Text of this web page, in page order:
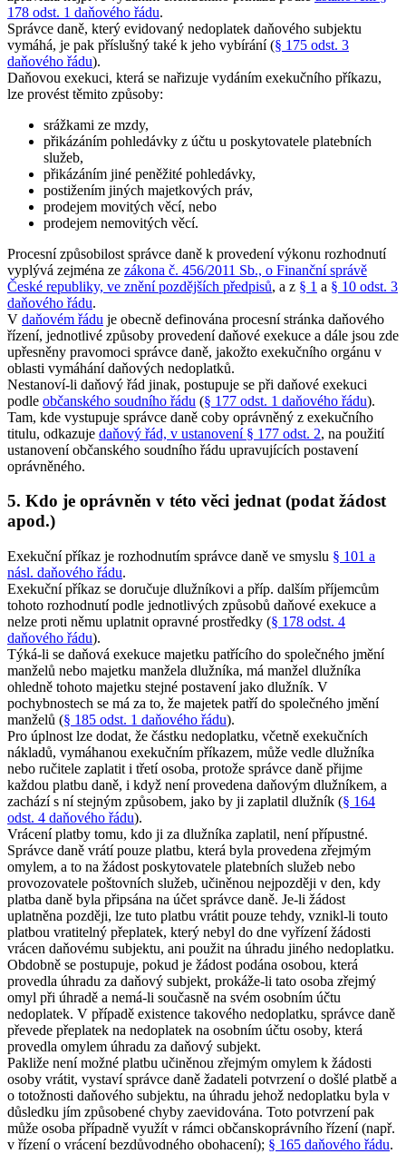
178 odst. 1 daňového řádu.
Správce daně, který evidovaný nedoplatek daňového subjektu
vymáhá, je pak příslušný také k jeho vybírání (§ 175 odst. 3
daňového řádu).
Daňovou exekuci, která se nařizuje vydáním exekučního příkazu,
lze provést těmito způsoby:
srážkami ze mzdy,
přikázáním pohledávky z účtu u poskytovatele platebních
služeb,
přikázáním jiné peněžité pohledávky,
postižením jiných majetkových práv,
prodejem movitých věcí, nebo
prodejem nemovitých věcí.
Procesní způsobilost správce daně k provedení výkonu rozhodnutí
vyplývá zejména ze zákona č. 456/2011 Sb., o Finanční správě
České republiky, ve znění pozdějších předpisů, a z § 1 a § 10 odst. 3
daňového řádu.
V daňovém řádu je obecně definována procesní stránka daňového
řízení, jednotlivé způsoby provedení daňové exekuce a dále jsou zde
upřesněny pravomoci správce daně, jakožto exekučního orgánu v
oblasti vymáhání daňových nedoplatků.
Nestanoví-li daňový řád jinak, postupuje se při daňové exekuci
podle občanského soudního řádu (§ 177 odst. 1 daňového řádu).
Tam, kde vystupuje správce daně coby oprávněný z exekučního
titulu, odkazuje daňový řád, v ustanovení § 177 odst. 2, na použití
ustanovení občanského soudního řádu upravujících postavení
oprávněného.
5. Kdo je oprávněn v této věci jednat (podat žádost
apod.)
Exekuční příkaz je rozhodnutím správce daně ve smyslu § 101 a
násl. daňového řádu.
Exekuční příkaz se doručuje dlužníkovi a příp. dalším příjemcům
tohoto rozhodnutí podle jednotlivých způsobů daňové exekuce a
nelze proti němu uplatnit opravné prostředky (§ 178 odst. 4
daňového řádu).
Týká-li se daňová exekuce majetku patřícího do společného jmění
manželů nebo majetku manžela dlužníka, má manžel dlužníka
ohledně tohoto majetku stejné postavení jako dlužník. V
pochybnostech se má za to, že majetek patří do společného jmění
manželů (§ 185 odst. 1 daňového řádu).
Pro úplnost lze dodat, že částku nedoplatku, včetně exekučních
nákladů, vymáhanou exekučním příkazem, může vedle dlužníka
nebo ručitele zaplatit i třetí osoba, protože správce daně přijme
každou platbu daně, i když není provedena daňovým dlužníkem, a
zachází s ní stejným způsobem, jako by ji zaplatil dlužník (§ 164
odst. 4 daňového řádu).
Vrácení platby tomu, kdo ji za dlužníka zaplatil, není přípustné.
Správce daně vrátí pouze platbu, která byla provedena zřejmým
omylem, a to na žádost poskytovatele platebních služeb nebo
provozovatele poštovních služeb, učiněnou nejpozději v den, kdy
platba daně byla připsána na účet správce daně. Je-li žádost
uplatněna později, lze tuto platbu vrátit pouze tehdy, vznikl-li touto
platbou vratitelný přeplatek, který nebyl do dne vyřízení žádosti
vrácen daňovému subjektu, ani použit na úhradu jiného nedoplatku.
Obdobně se postupuje, pokud je žádost podána osobou, která
provedla úhradu za daňový subjekt, prokáže-li tato osoba zřejmý
omyl při úhradě a nemá-li současně na svém osobním účtu
nedoplatek. V případě existence takového nedoplatku, správce daně
převede přeplatek na nedoplatek na osobním účtu osoby, která
provedla omylem úhradu za daňový subjekt.
Pakliže není možné platbu učiněnou zřejmým omylem k žádosti
osoby vrátit, vystaví správce daně žadateli potvrzení o došlé platbě a
o totožnosti daňového subjektu, na úhradu jehož nedoplatku byla v
důsledku jím způsobené chyby zaevidována. Toto potvrzení pak
může osoba případně využít v rámci občanskoprávního řízení (např.
v řízení o vrácení bezdůvodného obohacení); § 165 daňového řádu.